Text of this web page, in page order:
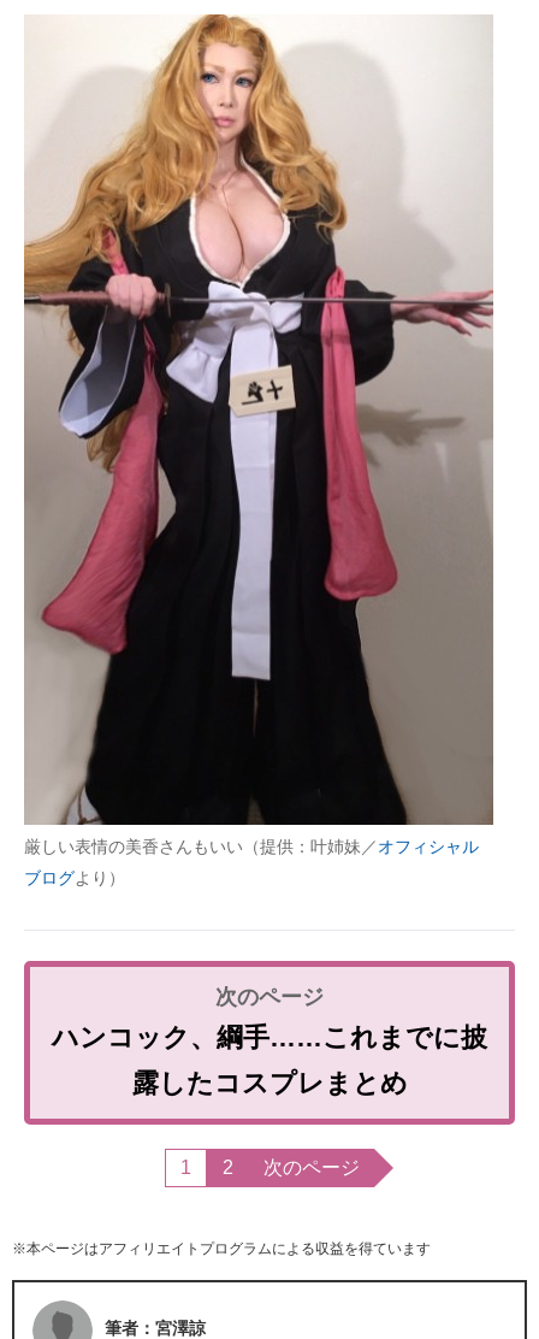
厳しい表情の美香さんもいい（提供：叶姉妹／オフィシャル
ブログより）
ハンコック、綱手……これまでに披
露したコスプレまとめ
1 2 次のページ
※本ページはアフィリエイトプログラムによる収益を得ています
筆者：宮澤諒